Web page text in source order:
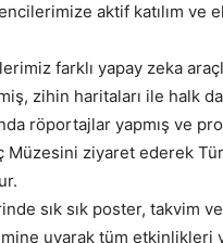
aktif katılım ve
farklı yapay zeka
zihin haritaları ile halk
röportajlar yapmış ve
ziyaret ederek
sık sık poster, takvim
uyarak tüm etkinlikleri